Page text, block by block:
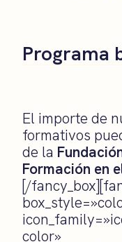
Programa
El importe de
formativos
de la
Formación en
[/
color»